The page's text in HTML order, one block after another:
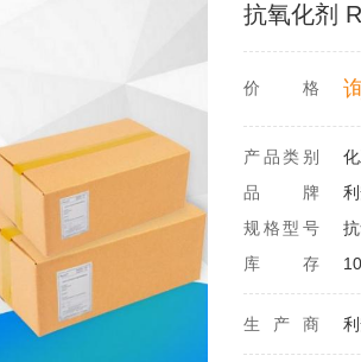
抗氧化剂
价格
产品类别
品牌
规格型号
库存
生产商